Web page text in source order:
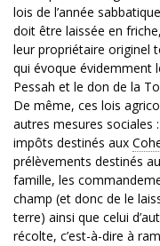
lois de l’année
doit être laissée en
leur propriétaire originel
qui évoque évidemment
Pessah et le don de la
De même, ces lois
autres mesures sociales
impôts destinés aux
prélèvements destinés
famille, les
champ (et donc de le
terre) ainsi que celui
récolte, c’est-à-dire à